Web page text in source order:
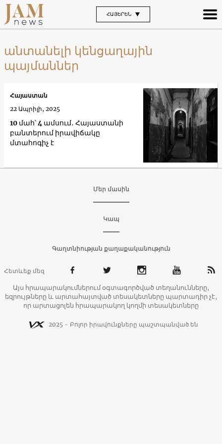
ՀԱՅԵՐԵՆ
անտանելի կենցաղային
պայմաններ
10 մահ՝ 4 ամսում․ Հայաստանի
բանտերում իրավիճակը
մտահոգիչ է
Հայաստան
22 Ապրիլի, 2025
Մեր մասին
Կապ
Գաղտնիության քաղաքականություն
Հետևեք մեզ
Այս հրապարակումներում օգտագործված տեղանունները,
եզրույթները և արտահայտված տեսակետները պարտադիր չէ,
որ արտացոլեն հրապարակող կողմի տեսակետները
2025 - Բոլոր իրավունքները պաշտպանված են